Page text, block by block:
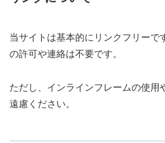
当サイトは基本的にリンクフリーで
の許可や連絡は不要です。
ただし、インラインフレームの使用
遠慮ください。